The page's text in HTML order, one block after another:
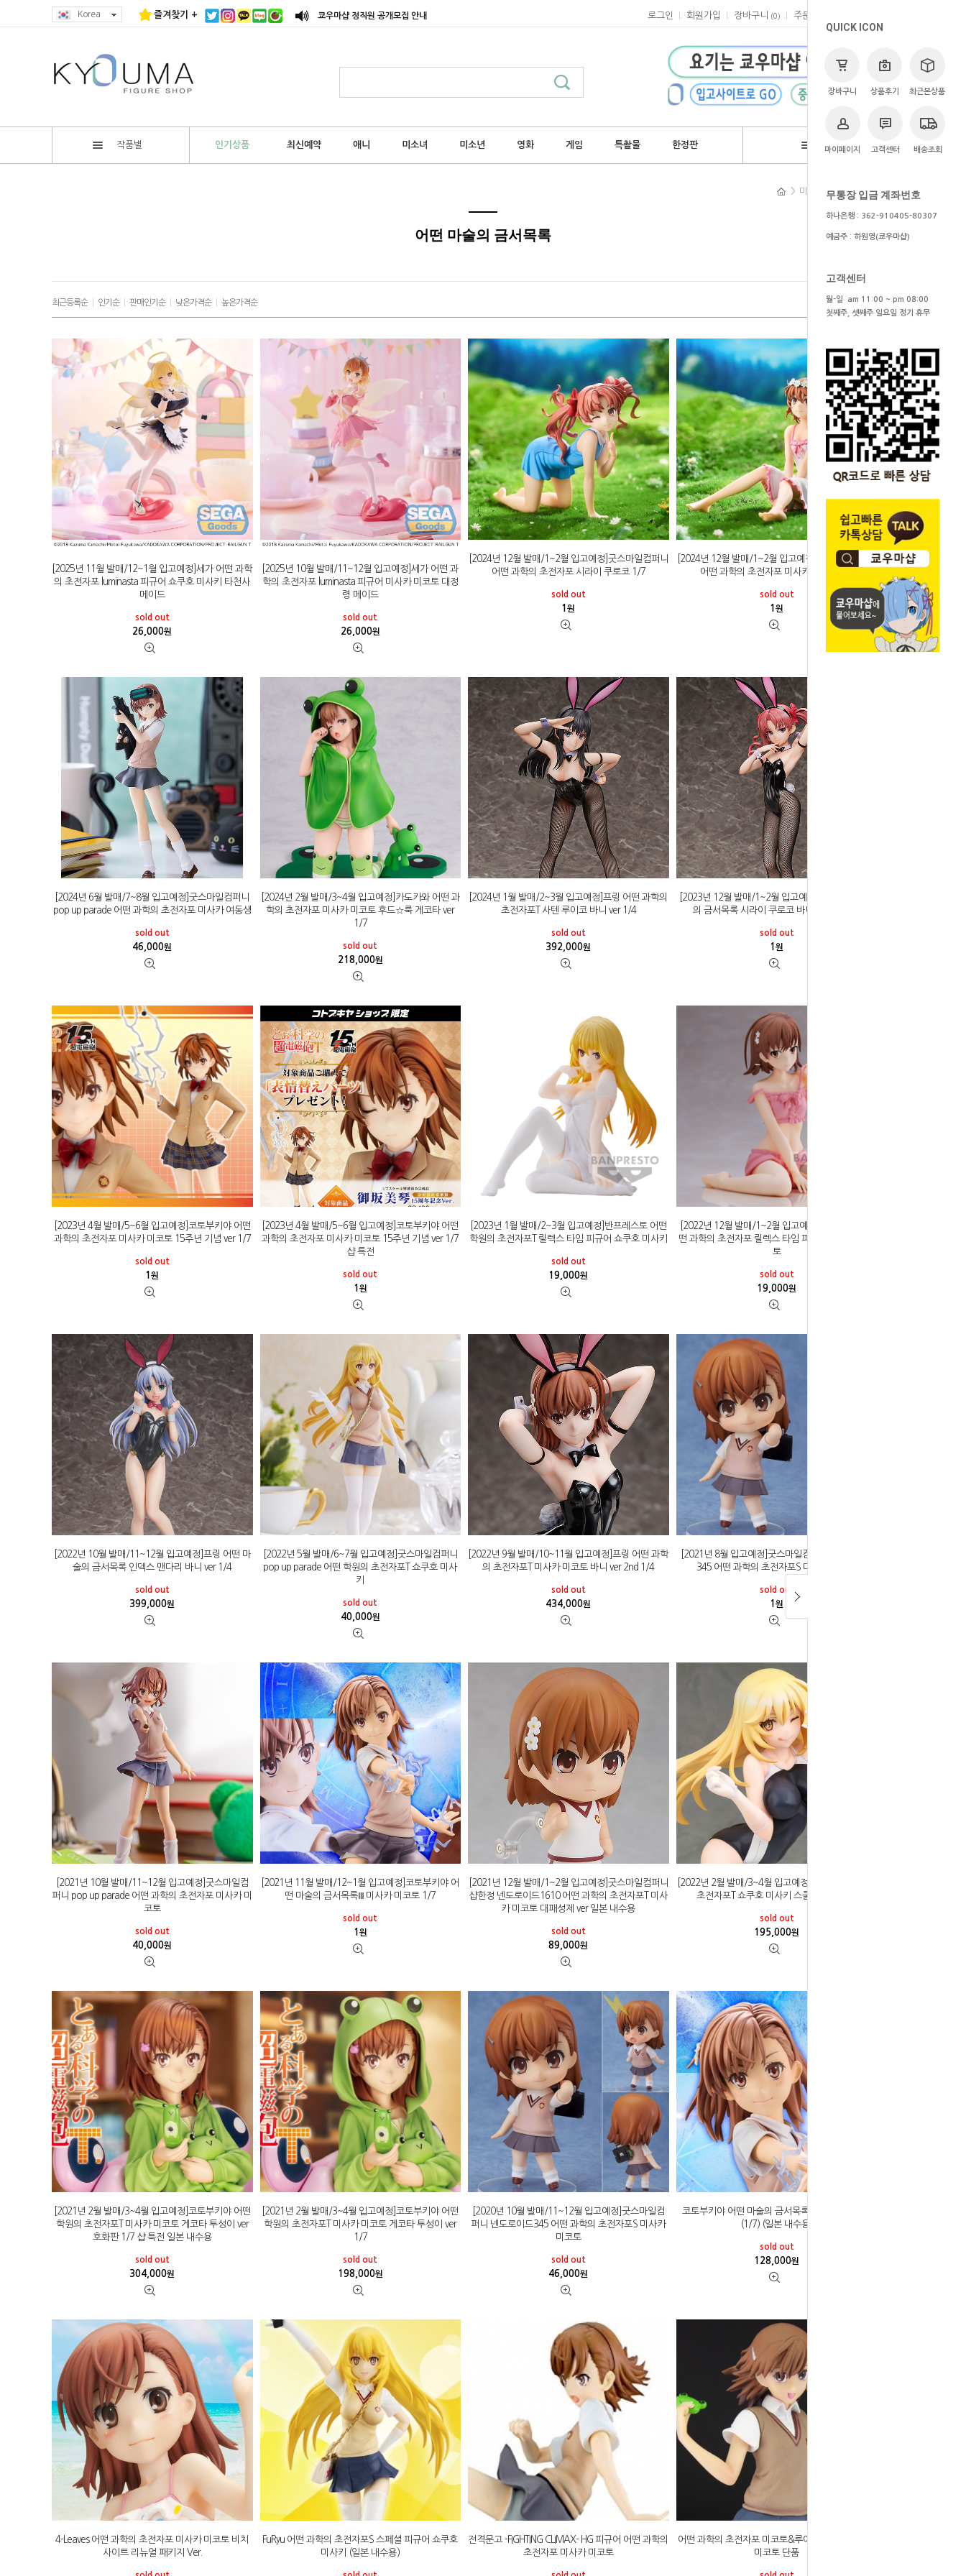
Korea 즐겨찾기 + 쿄우마샵 정직원 공개모집 안내 로그인 회원가입 장바구니 (0 ) 주문
작품별 인기상품 최신예약 애니 미소녀 미소년 영화 게임 특촬물 한정판 브랜드
QUICK ICON
장바구니 상품후기 최근본상품
마이페이지 고객센터 배송조회
무통장 입금 계좌번호
하나은행 : 362-910405-80307
예금주 : 하원영(쿄우마샵)
고객센터
월-일 am 11:00 ~ pm 08:00
첫째주, 셋째주 일요일 정기 휴무
> 미소녀 > 어떤 마술의 금서목록
어떤 마술의 금서목록
최근등록순| 인기순| 판매인기순| 낮은가격순| 높은가격순
[2025년 11월 발매/12~1월 입고예정]세가 어떤 과학
의 초전자포 luminasta 피규어 쇼쿠호 미사키 타천사
메이드
sold out
26,000원
[2025년 10월 발매/11~12월 입고예정]세가 어떤 과
학의 초전자포 luminasta 피규어 미사카 미코토 대정
령 메이드
sold out
26,000원
[2024년 12월 발매/1~2월 입고예정]굿스마일컴퍼니
어떤 과학의 초전자포 시라이 쿠로코 1/7
sold out
1원
[2024년 12월 발매/1~2월 입고예정]굿스마일컴퍼니
어떤 과학의 초전자포 미사카 미코토 1/7
sold out
1원
[2024년 6월 발매/7~8월 입고예정]굿스마일컴퍼니
pop up parade 어떤 과학의 초전자포 미사카 여동생
sold out
46,000원
[2024년 2월 발매/3~4월 입고예정]카도카와 어떤 과
학의 초전자포 미사카 미코토 후드☆룩 게코타 ver
1/7
sold out
218,000원
[2024년 1월 발매/2~3월 입고예정]프링 어떤 과학의
초전자포T 사텐 루이코 바니 ver 1/4
sold out
392,000원
[2023년 12월 발매/1~2월 입고예정]프링 어떤 마술
의 금서목록 시라이 쿠로코 바니 ver 2nd 1/4
sold out
1원
[2023년 4월 발매/5~6월 입고예정]코토부키야 어떤
과학의 초전자포 미사카 미코토 15주년 기념 ver 1/7
sold out
1원
[2023년 4월 발매/5~6월 입고예정]코토부키야 어떤
과학의 초전자포 미사카 미코토 15주년 기념 ver 1/7
샵 특전
sold out
1 원
[2023년 1월 발매/2~3월 입고예정]반프레스토 어떤
학원의 초전자포T 릴렉스 타임 피규어 쇼쿠호 미사키
sold out
19,000원
[2022년 12월 발매/1~2월 입고예정]반프레스토 어
떤 과학의 초전자포 릴렉스 타임 피규어 미사카 미코
토
sold out
19,000원
[2022년 10월 발매/11~12월 입고예정]프링 어떤 마
술의 금서목록 인덱스 맨다리 바니 ver 1/4
sold out
399,000원
[2022년 5월 발매/6~7월 입고예정]굿스마일컴퍼니
pop up parade 어떤 학원의 초전자포T 쇼쿠호 미사
키
sold out
40,000원
[2022년 9월 발매/10~11월 입고예정]프링 어떤 과학
의 초전자포T 미사카 미코토 바니 ver 2nd 1/4
sold out
434,000원
[2021년 8월 입고예정]굿스마일컴퍼니 넨도로이드
345 어떤 과학의 초전자포S 미사카 미코토
sold out
1원
[2021년 10월 발매/11~12월 입고예정]굿스마일컴
퍼니 pop up parade 어떤 과학의 초전자포 미사카 미
코토
sold out
40,000원
[2021년 11월 발매/12~1월 입고예정]코토부키야 어
떤 마술의 금서목록Ⅲ 미사카 미코토 1/7
sold out
1 원
[2021년 12월 발매/1~2월 입고예정]굿스마일컴퍼니
샵한정 넨도로이드1610 어떤 과학의 초전자포T 미사
카 미코토 대패성제 ver 일본 내수용
sold out
89,000원
[2022년 2월 발매/3~4월 입고예정]알터 어떤 학원의
초전자포T 쇼쿠호 미사키 스쿨미즈 ver 1/7
sold out
195,000원
[2021년 2월 발매/3~4월 입고예정]코토부키야 어떤
학원의 초전자포T 미사카 미코토 게코타 투성이 ver
호화판 1/7 샵 특전 일본 내수용
sold out
304,000원
[2021년 2월 발매/3~4월 입고예정]코토부키야 어떤
학원의 초전자포T 미사카 미코토 게코타 투성이 ver
1/7
sold out
198,000원
[2020년 10월 발매/11~12월 입고예정]굿스마일컴
퍼니 넨도로이드345 어떤 과학의 초전자포S 미사카
미코토
sold out
46,000원
코토부키야 어떤 마술의 금서목록Ⅲ 미사카 미코토
(1/7) (일본 내수용)
sold out
128,000원
4-Leaves 어떤 과학의 초전자포 미사카 미코토 비치
사이트 리뉴얼 패키지 Ver.
FuRyu 어떤 과학의 초전자포S 스페셜 피규어 쇼쿠호
미사키 (일본 내수용)
전격문고 -FIGHTING CLIMAX- HG 피규어 어떤 과학의
초전자포 미사카 미코토
어떤 과학의 초전자포 미코토&루이코 피규어 미사카
미코토 단품